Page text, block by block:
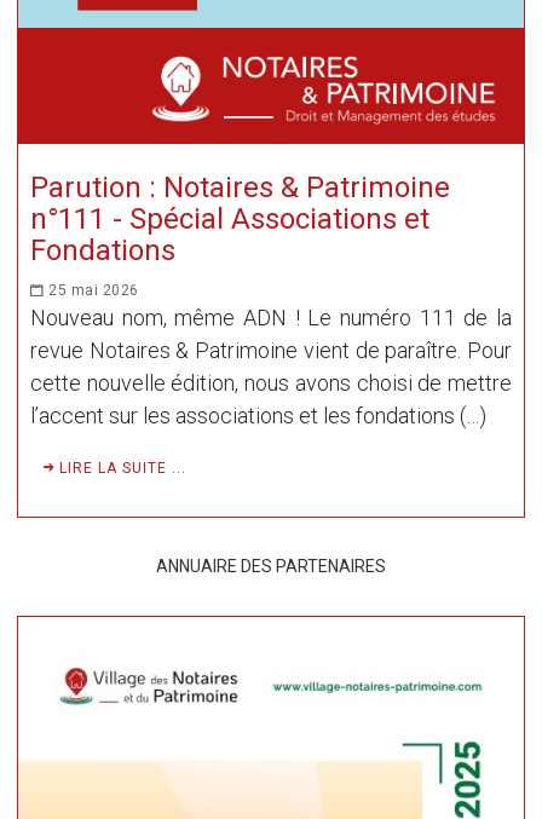
Parution : Notaires & Patrimoine
n°111 - Spécial Associations et
Fondations
25 mai 2026
Nouveau nom, même ADN ! Le numéro 111 de la
revue Notaires & Patrimoine vient de paraître. Pour
cette nouvelle édition, nous avons choisi de mettre
l’accent sur les associations et les fondations (…)
LIRE LA SUITE ...
ANNUAIRE DES PARTENAIRES